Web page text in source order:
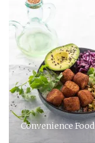
Convenience Food